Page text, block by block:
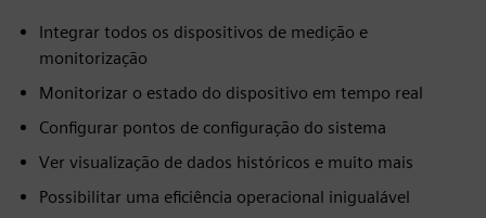
Integrar todos os dispositivos de medição e
monitorização
Monitorizar o estado do dispositivo em tempo real
Configurar pontos de configuração do sistema
Ver visualização de dados históricos e muito mais
Possibilitar uma eficiência operacional inigualável